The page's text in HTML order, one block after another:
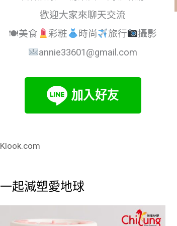
歡迎大家來聊天交流
🍽美食
彩粧 時尚 旅行
攝影
annie33601@gmail.com
Klook.com
一起減塑愛地球